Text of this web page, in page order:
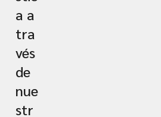
a a
tra
vés
de
nue
str